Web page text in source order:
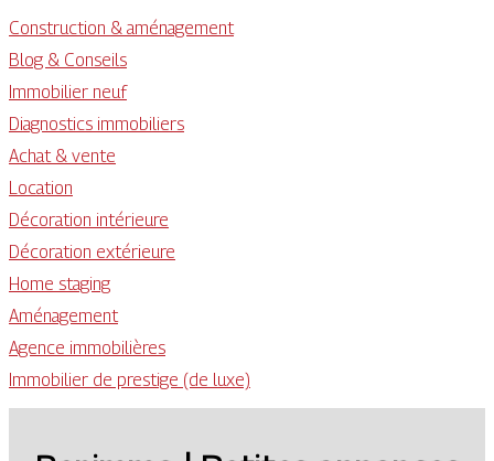
Construction & aménagement
Blog & Conseils
Immobilier neuf
Diagnostics immobiliers
Achat & vente
Location
Décoration intérieure
Décoration extérieure
Home staging
Aménagement
Agence immobilières
Immobilier de prestige (de luxe)